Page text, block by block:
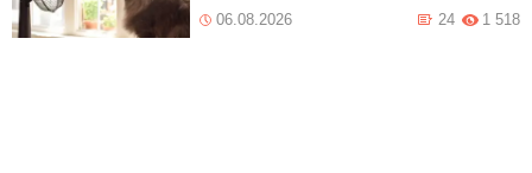
06.08.2026 1 518
24